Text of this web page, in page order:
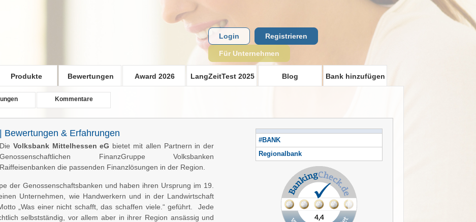
Produkte Bewertungen Award 2026 LangZeitTest 2025 Blog Bank hinzufügen
Login Registrieren
Für Unternehmen
Kommentare
Bewertungen & Erfahrungen
Die Volksbank Mittelhessen eG bietet mit allen Partnern in der
Genossenschaftlichen FinanzGruppe Volksbanken
Raiffeisenbanken die passenden Finanzlösungen in der Region.
der Genossenschaftsbanken und haben ihren Ursprung im 19.
Unternehmen, wie Handwerkern und in der Landwirtschaft
„Was einer nicht schafft, das schaffen viele.“ geführt. Jede
selbstständig, vor allem aber in ihrer Region ansässig und
#BANK
Regionalbank